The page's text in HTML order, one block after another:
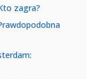
zagra?